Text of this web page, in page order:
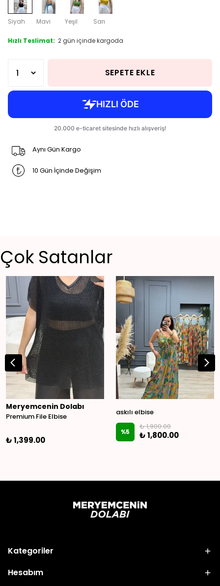
Siyah Mavi Yeşil Sarı
Hızlı Teslimat: 2 gün içinde kargoda
SEPETE EKLE
Aynı Gün Kargo
10 Gün İçinde Değişim
Çok Satanlar
Meryemcenin Dolabı
Premium File Elbise
₺ 1,399.00
askılı elbise
%5
₺ 1,900.00
₺ 1,800.00
Kategoriler
Hesabım